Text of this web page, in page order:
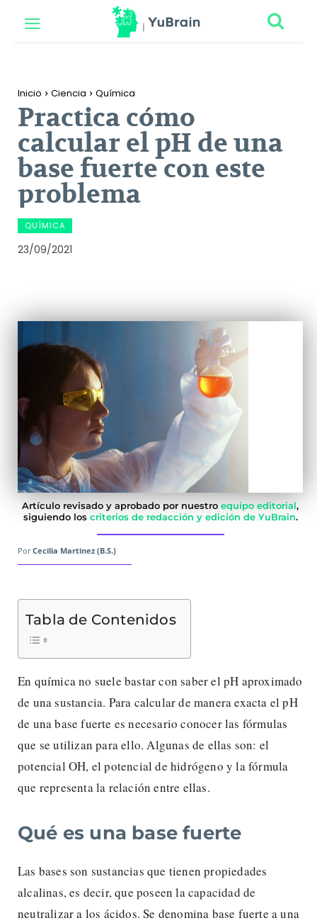
Inicio Ciencia Química
Practica cómo
calcular el pH de una
base fuerte con este
problema
QUÍMICA
23/09/2021
Artículo revisado y aprobado por nuestro equipo editorial,
siguiendo los criterios de redacción y edición de YuBrain.
Por Cecilia Martinez (B.S.)
Tabla de Contenidos
En química no suele bastar con saber el pH aproximado
de una sustancia. Para calcular de manera exacta el pH
de una base fuerte es necesario conocer las fórmulas
que se utilizan para ello. Algunas de ellas son: el
potencial OH, el potencial de hidrógeno y la fórmula
que representa la relación entre ellas.
Qué es una base fuerte
Las bases son sustancias que tienen propiedades
alcalinas, es decir, que poseen la capacidad de
neutralizar a los ácidos. Se denomina base fuerte a una